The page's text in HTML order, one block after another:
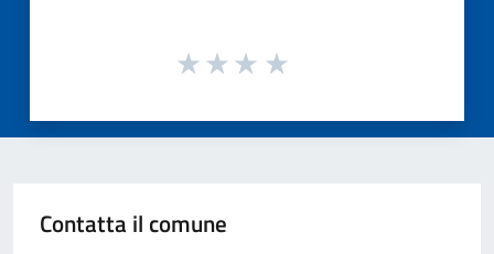
Contatta il comune